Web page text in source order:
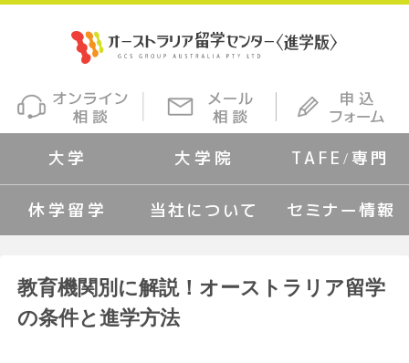
大学 大学院 TAFE/専門
休学留学 当社について セミナー情報
教育機関別に解説！オーストラリア留学
の条件と進学方法